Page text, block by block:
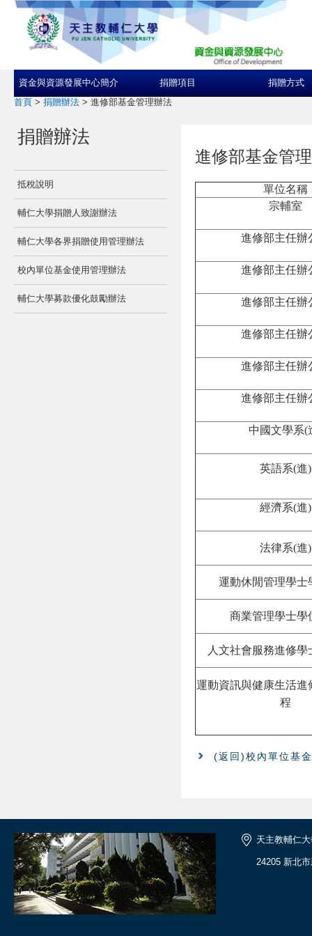
資金與資源發展中心簡介 捐贈項目 捐贈方式
首頁 > 捐贈辦法 > 進修部基金管理辦法
捐贈辦法
抵稅說明
輔仁大學捐贈人致謝辦法
輔仁大學各界捐贈使用管理辦法
校內單位基金使用管理辦法
輔仁大學募款優化鼓勵辦法
進修部基金管
單位名稱
宗輔室
進修部主任辦
進修部主任辦
進修部主任辦
進修部主任辦
進修部主任辦
進修部主任辦
中國文學系(
英語系(進)
經濟系(進)
法律系(進)
運動休閒管理學士
商業管理學士學
人文社會服務進修學
運動資訊與健康生活進
程
(返回)校內單位基
天主教輔仁
24205 新北